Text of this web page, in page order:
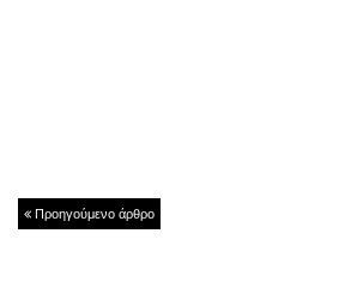
Προηγούμενο άρθρο